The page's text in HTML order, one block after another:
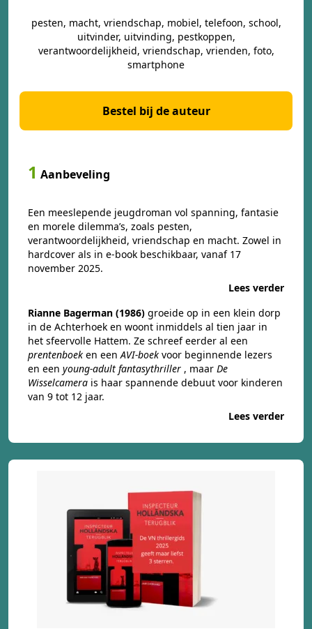
pesten, macht, vriendschap, mobiel, telefoon, school,
uitvinder, uitvinding, pestkoppen,
verantwoordelijkheid, vriendschap, vrienden, foto,
smartphone
Bestel bij de auteur
1 Aanbeveling
Een meeslepende jeugdroman vol spanning, fantasie
en morele dilemma’s, zoals pesten,
verantwoordelijkheid, vriendschap en macht. Zowel in
hardcover als in e-book beschikbaar, vanaf 17
november 2025.
Lees verder
Rianne Bagerman (1986) groeide op in een klein dorp
in de Achterhoek en woont inmiddels al tien jaar in
het sfeervolle Hattem. Ze schreef eerder al een
prentenboek en een AVI-boek voor beginnende lezers
en een young-adult fantasythriller , maar De
Wisselcamera is haar spannende debuut voor kinderen
van 9 tot 12 jaar.
Lees verder